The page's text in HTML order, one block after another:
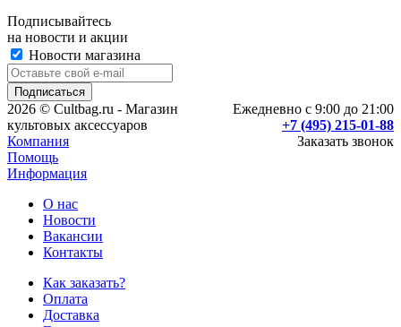
Подписывайтесь
на новости и акции
Новости магазина
Ежедневно с 9:00 до 21:00
+7 (495) 215-01-88
Заказать звонок
2026 © Cultbag.ru - Магазин
культовых аксессуаров
Компания
Помощь
Информация
О нас
Новости
Вакансии
Контакты
Как заказать?
Оплата
Доставка